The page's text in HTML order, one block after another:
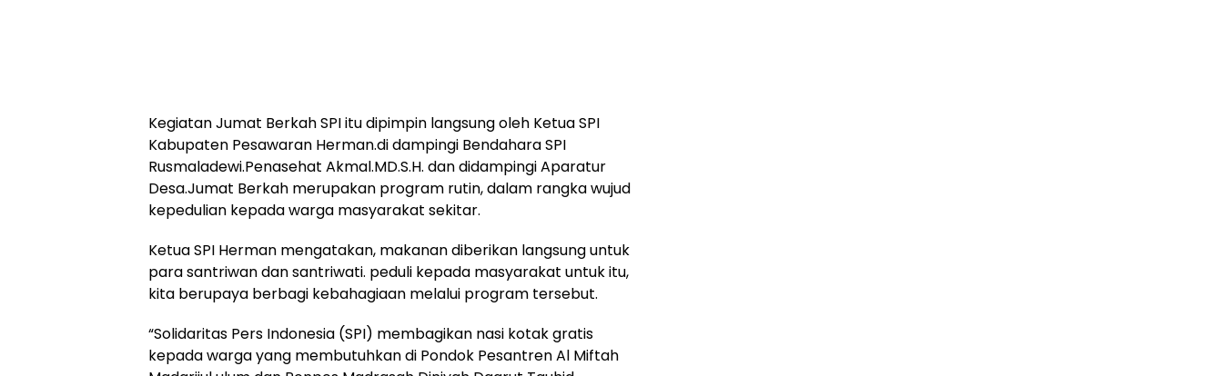
Kegiatan Jumat Berkah SPI itu dipimpin langsung oleh Ketua SPI
Kabupaten Pesawaran Herman.di dampingi Bendahara SPI
Rusmaladewi.Penasehat Akmal.MD.S.H. dan didampingi Aparatur
Desa.Jumat Berkah merupakan program rutin, dalam rangka wujud
kepedulian kepada warga masyarakat sekitar.
Ketua SPI Herman mengatakan, makanan diberikan langsung untuk
para santriwan dan santriwati. peduli kepada masyarakat untuk itu,
kita berupaya berbagi kebahagiaan melalui program tersebut.
“Solidaritas Pers Indonesia (SPI) membagikan nasi kotak gratis
kepada warga yang membutuhkan di Pondok Pesantren Al Miftah